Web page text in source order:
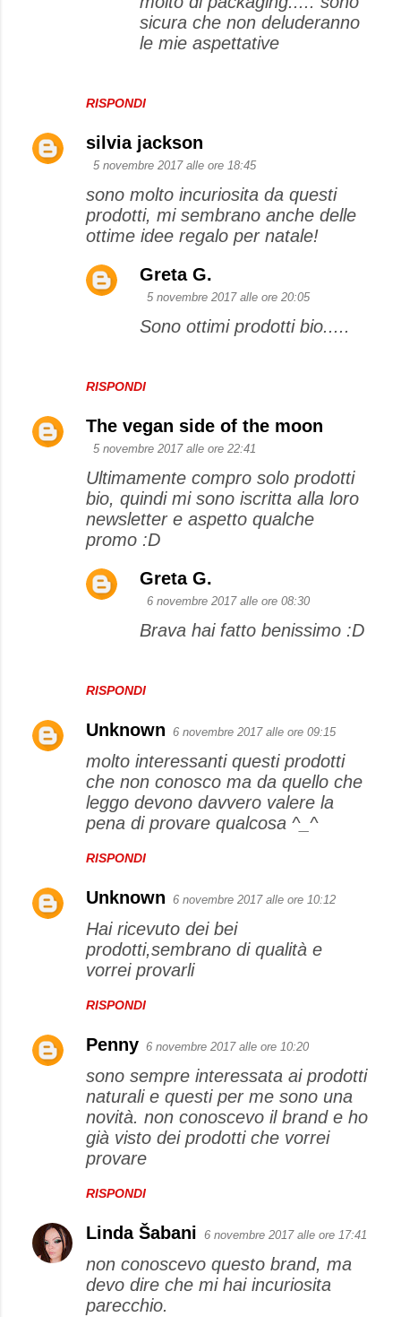
RISPONDI
sicura che non deluderanno
le mie aspettative
silvia jackson
5 novembre 2017 alle ore 18:45
sono molto incuriosita da questi
prodotti, mi sembrano anche delle
ottime idee regalo per natale!
RISPONDI
Greta G.
5 novembre 2017 alle ore 20:05
Sono ottimi prodotti bio.....
The vegan side of the moon
5 novembre 2017 alle ore 22:41
Ultimamente compro solo prodotti
bio, quindi mi sono iscritta alla loro
newsletter e aspetto qualche
promo :D
RISPONDI
Greta G.
6 novembre 2017 alle ore 08:30
Brava hai fatto benissimo :D
Unknown 6 novembre 2017 alle ore 09:15
molto interessanti questi prodotti
che non conosco ma da quello che
leggo devono davvero valere la
pena di provare qualcosa ^_^
RISPONDI
Unknown 6 novembre 2017 alle ore 10:12
Hai ricevuto dei bei
prodotti,sembrano di qualità e
vorrei provarli
RISPONDI
Penny 6 novembre 2017 alle ore 10:20
sono sempre interessata ai prodotti
naturali e questi per me sono una
novità. non conoscevo il brand e ho
già visto dei prodotti che vorrei
provare
RISPONDI
Linda Šabani 6 novembre 2017 alle ore 17:41
non conoscevo questo brand, ma
devo dire che mi hai incuriosita
parecchio.